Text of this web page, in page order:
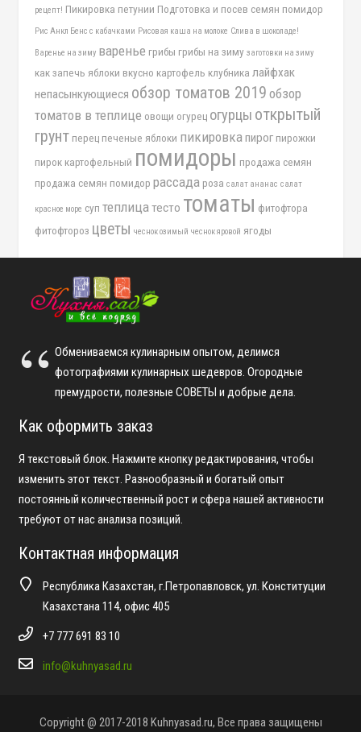
рецепт! Пикировка петунии Подготовка и посев семян помидор
Рис Анкл Бенс с кабачками Рисовая каша на молоке Слива в шоколаде!
Варенье на зиму варенье грибы грибы на зиму заготовки на зиму
как запечь яблоки вкусно картофель клубника лайфхак
непасынкующиеся обзор томатов 2019 обзор
томатов в теплице овощи огурец огурцы открытый
грунт перец печеные яблоки пикировка пирог пирожки
пирок картофельный помидоры продажа семян
продажа семян помидор рассада роза салат ананас салат
красное море суп теплица тесто томаты фитофтора
фитофтороз цветы чеснок озимый чеснок яровой ягоды
Обмениваемся кулинарным опытом, делимся
фотографиями кулинарных шедевров. Огородные
премудрости, полезные СОВЕТЫ и добрые дела.
Как оформить заказ
Я текстовый блок. Нажмите кнопку редактирования, чтобы
изменить этот текст. Разнообразный и богатый опыт
постоянный количественный рост и сфера нашей активности
требуют от нас анализа позиций.
Контактная информация
Республика Казахстан, г.Петропавловск, ул. Конституции
Казахстана 114, офис 405
+7 777 691 83 10
info@kuhnyasad.ru
Copyright @ 2017-2018 Kuhnyasad.ru, Все права защищены